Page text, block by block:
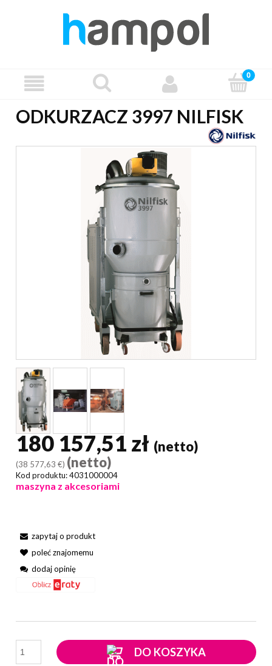
ODKURZACZ 3997 NILFISK
180 157,51 zł (netto)
(38 577,63 €) (netto)
Kod produktu:4031000004
maszyna z akcesoriami
zapytaj o produkt
poleć znajomemu
dodaj opinię
DO KOSZYKA